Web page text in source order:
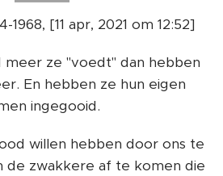
1968, [11 apr, 2021 om 12:52]
meer ze "voedt" dan hebben
En hebben ze hun eigen
ingegooid.
willen hebben door ons te
de zwakkere af te komen die